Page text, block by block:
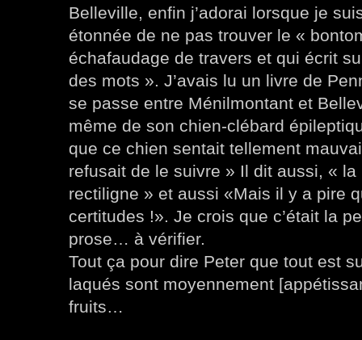
Belleville, enfin j’adorai lorsque je
étonnée de ne pas trouver le «
échafaudage de travers et qui écrit
des mots ». J’avais lu un livre de
se passe entre Ménilmontant et
même de son chien-clébard
que ce chien sentait tellement
refusait de le suivre » Il dit aussi, «
rectiligne » et aussi «Mais il y a pire
certitudes !». Je crois que c’était la
prose… à vérifier.
Tout ça pour dire Peter que tout est
laqués sont moyennement
fruits…